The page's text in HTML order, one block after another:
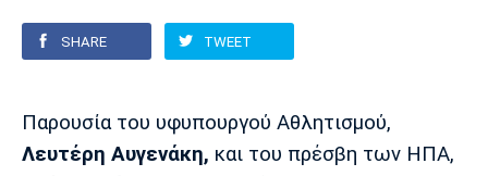
Ελλάδα
Europa League
EuroLeague
Α Γυναικών
Πόλο
Σπορ
Παναθηναϊκός Ατρόμητος
Αστέρας
Τρίπολης
ΠΑΣ Γιάννινα Λεβαδειακός
SHARE TWEET
Παρουσία του υφυπουργού Αθλητισμού,
Λευτέρη Αυγενάκη, και του πρέσβη των ΗΠΑ,